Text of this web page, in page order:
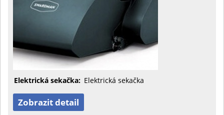
Elektrická sekačka: Elektrická sekačka
Zobrazit detail